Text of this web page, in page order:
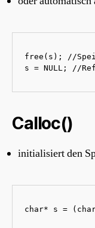
free(s); //
s = NULL; //
Calloc()
initialisiert den
char* s =